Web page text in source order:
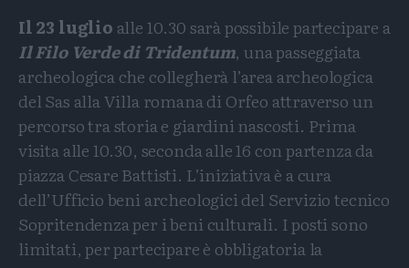
Il 23 luglio alle 10.30 sarà possibile partecipare a
Il Filo Verde di Tridentum, una passeggiata
archeologica che collegherà l’area archeologica
del Sas alla Villa romana di Orfeo attraverso un
percorso tra storia e giardini nascosti. Prima
visita alle 10.30, seconda alle 16 con partenza da
piazza Cesare Battisti. L’iniziativa è a cura
dell’Ufficio beni archeologici del Servizio tecnico
Sopritendenza per i beni culturali. I posti sono
limitati, per partecipare è obbligatoria la